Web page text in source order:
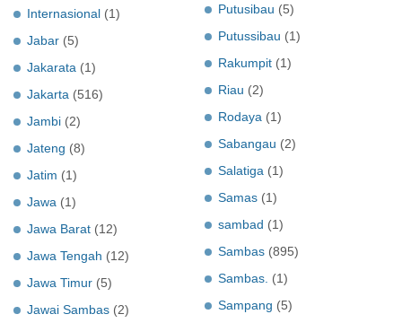
Internasional (1)
Jabar (5)
Jakarata (1)
Jakarta (516)
Jambi (2)
Jateng (8)
Jatim (1)
Jawa (1)
Jawa Barat (12)
Jawa Tengah (12)
Jawa Timur (5)
Jawai Sambas (2)
Putusibau (5)
Putussibau (1)
Rakumpit (1)
Riau (2)
Rodaya (1)
Sabangau (2)
Salatiga (1)
Samas (1)
sambad (1)
Sambas (895)
Sambas. (1)
Sampang (5)